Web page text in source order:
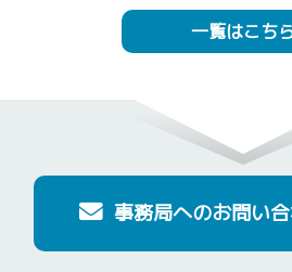
【情報共
令和８年
（スタートアップコース・高齢化
紹介します[事務局]
一覧はこち
事務局へのお問い